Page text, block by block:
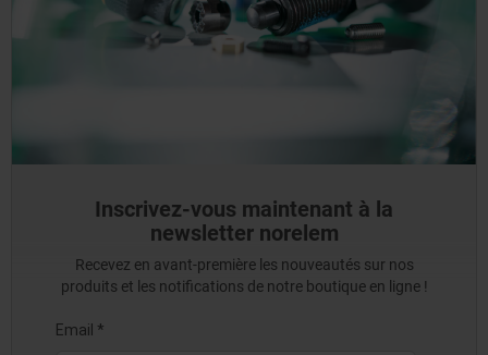
Inscrivez-vous maintenant à la
newsletter norelem
Recevez en avant-première les nouveautés sur nos
produits et les notifications de notre boutique en ligne !